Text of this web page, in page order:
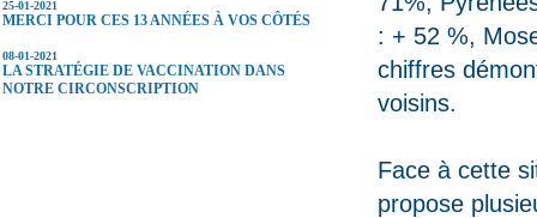
25-01-2021
MERCI POUR CES 13 ANNÉES À VOS CÔTÉS
08-01-2021
LA STRATÉGIE DE VACCINATION DANS
NOTRE CIRCONSCRIPTION
: + 52 %,
chiffres
voisins.
Face à cette
propose